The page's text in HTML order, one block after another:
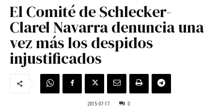
El Comité de Schlecker-
Clarel Navarra denuncia una
vez más los despidos
injustificados
2015-07-17 0